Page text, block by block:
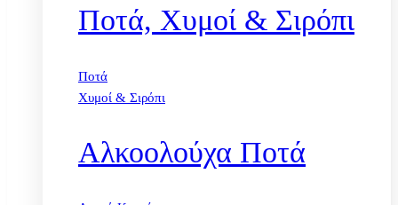
Ποτά, Χυμοί & Σιρόπι
Ποτά
Χυμοί & Σιρόπι
Αλκοολούχα Ποτά